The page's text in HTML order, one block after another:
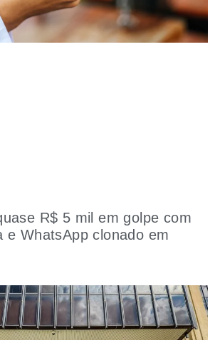
R$ 5 mil em golpe com
e WhatsApp clonado em